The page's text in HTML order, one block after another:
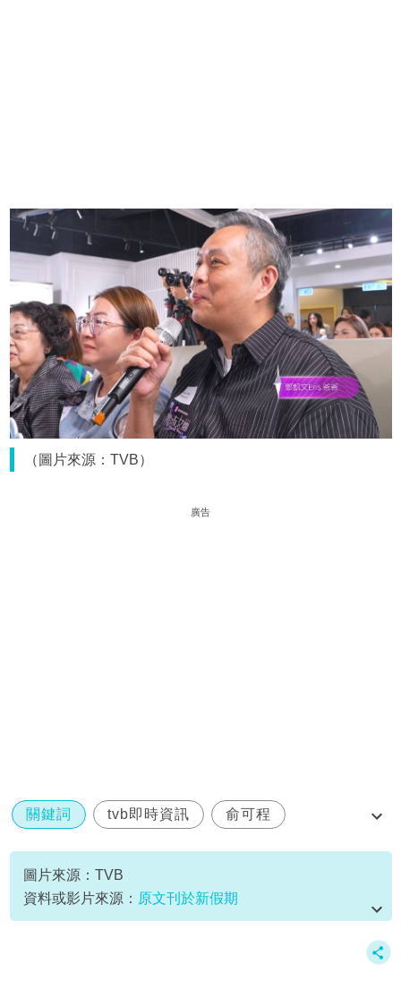
（圖片來源：TVB）
廣告
關鍵詞 tvb即時資訊 俞可程
家人反應
魔音女團
圖片來源：TVB
資料或影片來源： 原文刊於新假期